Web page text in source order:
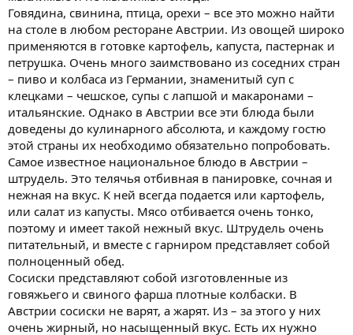
Говядина, свинина, птица, орехи – все это можно найти
на столе в любом ресторане Австрии. Из овощей широко
применяются в готовке картофель, капуста, пастернак и
петрушка. Очень много заимствовано из соседних стран
– пиво и колбаса из Германии, знаменитый суп с
клецками – чешское, супы с лапшой и макаронами –
итальянские. Однако в Австрии все эти блюда были
доведены до кулинарного абсолюта, и каждому гостю
этой страны их необходимо обязательно попробовать.
Самое известное национальное блюдо в Австрии –
штрудель. Это телячья отбивная в панировке, сочная и
нежная на вкус. К ней всегда подается или картофель,
или салат из капусты. Мясо отбивается очень тонко,
поэтому и имеет такой нежный вкус. Штрудель очень
питательный, и вместе с гарниром представляет собой
полноценный обед.
Сосиски представляют собой изготовленные из
говяжьего и свиного фарша плотные колбаски. В
Австрии сосиски не варят, а жарят. Из – за этого у них
очень жирный, но насыщенный вкус. Есть их нужно